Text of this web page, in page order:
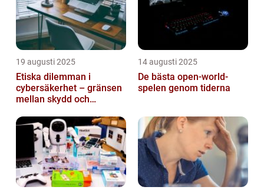
19 augusti 2025
Etiska dilemman i
cybersäkerhet – gränsen
mellan skydd och
14 augusti 2025
De bästa open-world-
spelen genom tiderna